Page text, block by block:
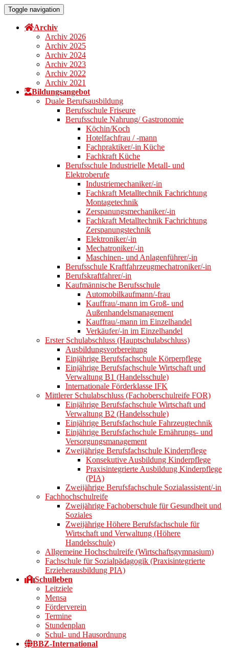
Toggle navigation
Archiv
Archiv 2026
Archiv 2025
Archiv 2024
Archiv 2023
Archiv 2022
Archiv 2021
Bildungsangebot
Duale Berufsausbildung
Berufsschule Friseure
Berufsschule Nahrung/ Gastronomie
Köchin/Koch
Hotelfachfrau / -mann
Fachpraktiker/-in Küche
Fachkraft Küche
Berufsschule Industrielle Metall- und
Elektroberufe
Industriemechaniker/-in
Fachkraft Metalltechnik Fachrichtung
Montagetechnik
Zerspanungsmechaniker/-in
Fachkraft Metalltechnik Fachrichtung
Zerspanungstechnik
Elektroniker/-in
Mechatroniker/-in
Maschinen- und Anlagenführer/-in
Berufsschule Kraftfahrzeugmechatroniker/-in
Berufskraftfahrer/-in
Kaufmännische Berufsschule
Automobilkaufmann/-frau
Kauffrau/-mann im Groß- und
Außenhandelsmanagement
Kauffrau/-mann im Einzelhandel
Verkäufer/-in im Einzelhandel
Erster Schulabschluss (Hauptschulabschluss)
Ausbildungsvorbereitung
Einjährige Berufsfachschule Körperpflege
Einjährige Berufsfachschule Wirtschaft und
Verwaltung B1 (Handelsschule)
Internationale Förderklasse IFK
Mittlerer Schulabschluss (Fachoberschulreife FOR)
Einjährige Berufsfachschule Wirtschaft und
Verwaltung B2 (Handelsschule)
Einjährige Berufsfachschule Fahrzeugtechnik
Einjährige Berufsfachschule Ernährungs- und
Versorgungsmanagement
Zweijährige Berufsfachschule Kinderpflege
Konsekutive Ausbildung Kinderpflege
Praxisintegrierte Ausbildung Kinderpflege
(PIA)
Zweijährige Berufsfachschule Sozialassistent/-in
Fachhochschulreife
Zweijährige Fachoberschule für Gesundheit und
Soziales
Zweijährige Höhere Berufsfachschule für
Wirtschaft und Verwaltung (Höhere
Handelsschule)
Allgemeine Hochschulreife (Wirtschaftsgymnasium)
Fachschule für Sozialpädagogik (Praxisintegrierte
Erzieherausbildung PIA)
Schulleben
Leitziele
Mensa
Förderverein
Termine
Stundenplan
Schul- und Hausordnung
BBZ-International